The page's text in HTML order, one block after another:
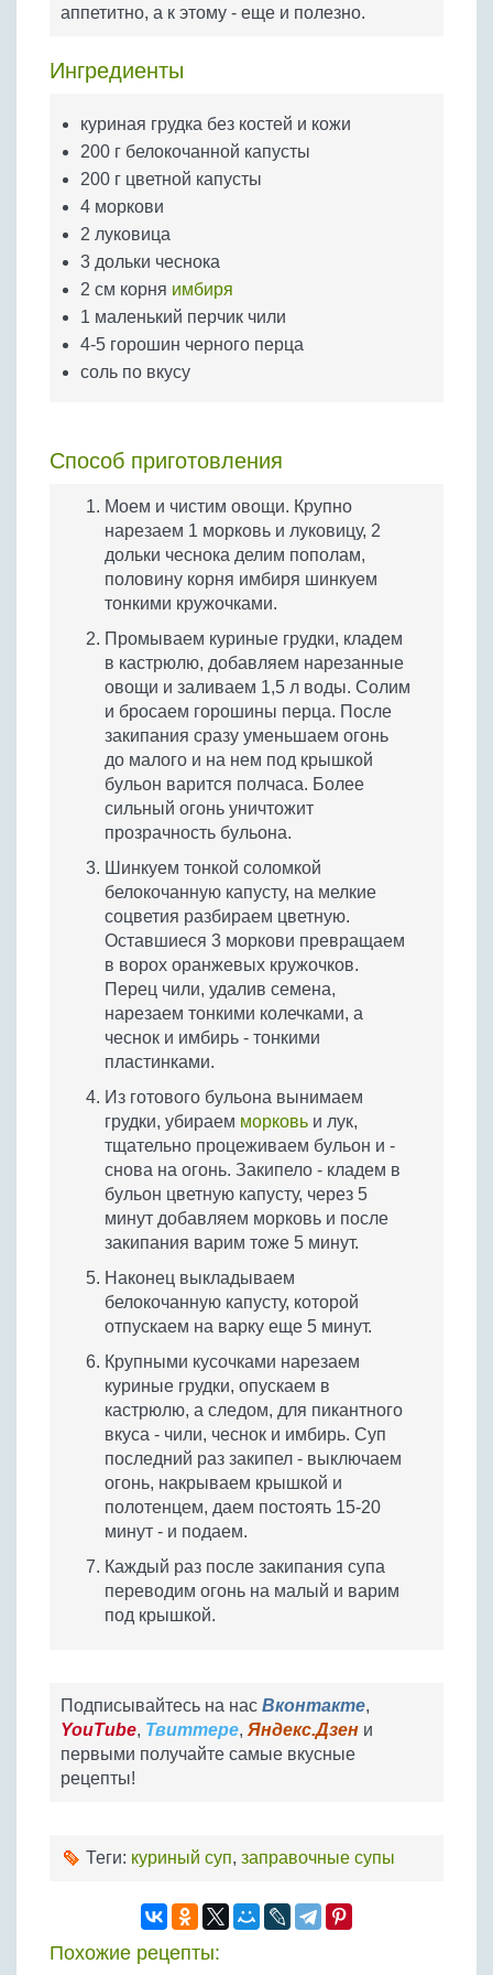
Бобовые
Крупы
аппетитно, а к этому - еще и полезно.
Ингредиенты
куриная грудка без костей и кожи
200 г белокочанной капусты
200 г цветной капусты
4 моркови
2 луковица
3 дольки чеснока
2 см корня имбиря
1 маленький перчик чили
4-5 горошин черного перца
соль по вкусу
Способ приготовления
Моем и чистим овощи. Крупно
нарезаем 1 морковь и луковицу, 2
дольки чеснока делим пополам,
половину корня имбиря шинкуем
тонкими кружочками.
Промываем куриные грудки, кладем
в кастрюлю, добавляем нарезанные
овощи и заливаем 1,5 л воды. Солим
и бросаем горошины перца. После
закипания сразу уменьшаем огонь
до малого и на нем под крышкой
бульон варится полчаса. Более
сильный огонь уничтожит
прозрачность бульона.
Шинкуем тонкой соломкой
белокочанную капусту, на мелкие
соцветия разбираем цветную.
Оставшиеся 3 моркови превращаем
в ворох оранжевых кружочков.
Перец чили, удалив семена,
нарезаем тонкими колечками, а
чеснок и имбирь - тонкими
пластинками.
Из готового бульона вынимаем
грудки, убираем морковь и лук,
тщательно процеживаем бульон и -
снова на огонь. Закипело - кладем в
бульон цветную капусту, через 5
минут добавляем морковь и после
закипания варим тоже 5 минут.
Наконец выкладываем
белокочанную капусту, которой
отпускаем на варку еще 5 минут.
Крупными кусочками нарезаем
куриные грудки, опускаем в
кастрюлю, а следом, для пикантного
вкуса - чили, чеснок и имбирь. Суп
последний раз закипел - выключаем
огонь, накрываем крышкой и
полотенцем, даем постоять 15-20
минут - и подаем.
Каждый раз после закипания супа
переводим огонь на малый и варим
под крышкой.
Подписывайтесь на нас Вконтакте,
YouTube, Твиттере, Яндекс.Дзен и
первыми получайте самые вкусные
рецепты!
Теги: куриный суп, заправочные супы
Похожие рецепты: